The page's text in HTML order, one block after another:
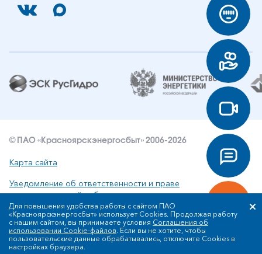
© ПАО «Красноярскэнергосбыт» 2006-2026
Карта сайта
Уведомление об ответственности и праве
интеллектуальной собственности
Политика ПАО «Красноярскэнергосбыт» в отношении
обработки персональных данных
Для повышения удобства работы с сайтом ПАО
«Красноярскэнергосбыт» использует Cookies. Продолжая работу
с нашим сайтом, вы принимаете условия Соглашения об
использовании Cookie-файлов. Если вы не хотите, чтобы
пользовательские данные обрабатывались, отключите Cookies в
настройках браузера.